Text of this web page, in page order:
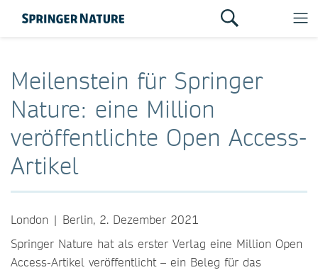
Meilenstein für Springer
Nature: eine Million
veröffentlichte Open Access-
Artikel
London | Berlin, 2. Dezember 2021
Springer Nature hat als erster Verlag eine Million Open
Access-Artikel veröffentlicht – ein Beleg für das